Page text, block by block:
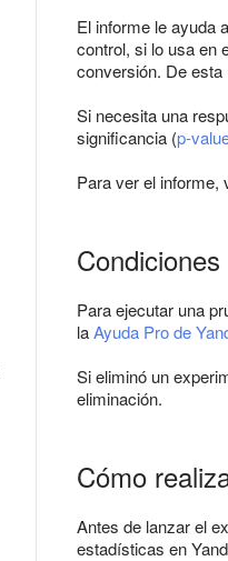
El informe le ayuda
control, si lo usa en
conversión. De esta
Si necesita una
significancia (p-
Para ver el
Para ejecutar una
laAyuda Pro de
Si eliminó un
eliminación.
Cómo
Antes de lanzar el
estadísticas en